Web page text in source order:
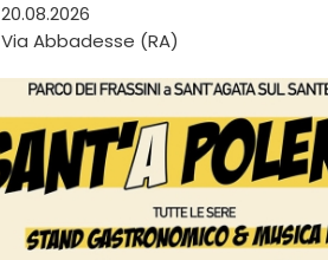
20.08.2026
Via Abbadesse (RA)